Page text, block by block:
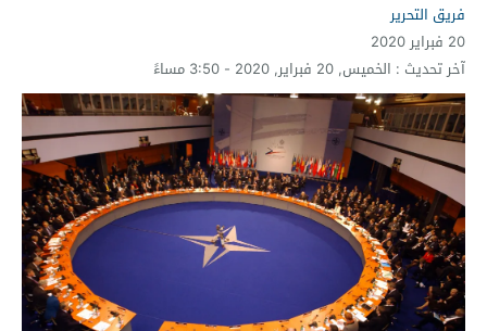
فريق التحرير
20 فبراير 2020
آخر تحديث : الخميس, 20 فبراير, 2020 - 3:50 مساءً